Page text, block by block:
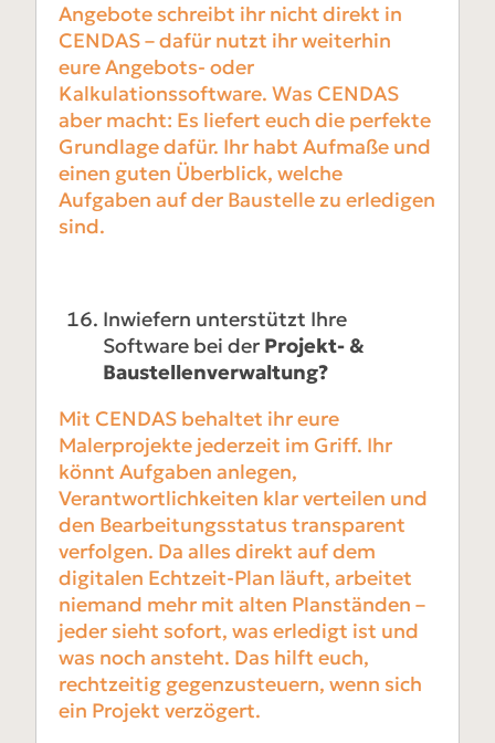
Angebote schreibt ihr nicht direkt in
CENDAS – dafür nutzt ihr weiterhin
eure Angebots- oder
Kalkulationssoftware. Was CENDAS
aber macht: Es liefert euch die perfekte
Grundlage dafür. Ihr habt Aufmaße und
einen guten Überblick, welche
Aufgaben auf der Baustelle zu erledigen
sind.
Inwiefern unterstützt Ihre
Software bei der Projekt- &
Baustellenverwaltung?
Mit CENDAS behaltet ihr eure
Malerprojekte jederzeit im Griff. Ihr
könnt Aufgaben anlegen,
Verantwortlichkeiten klar verteilen und
den Bearbeitungsstatus transparent
verfolgen. Da alles direkt auf dem
digitalen Echtzeit-Plan läuft, arbeitet
niemand mehr mit alten Planständen –
jeder sieht sofort, was erledigt ist und
was noch ansteht. Das hilft euch,
rechtzeitig gegenzusteuern, wenn sich
ein Projekt verzögert.